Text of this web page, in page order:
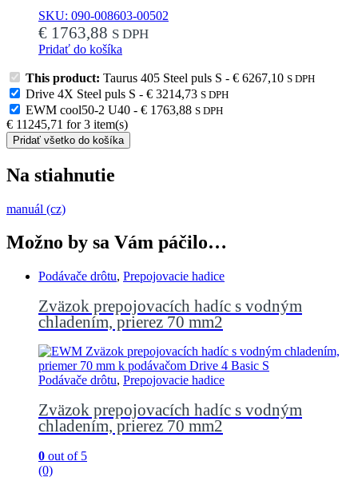
SKU: 090-008603-00502
€ 1763,88 S DPH
Pridať do košíka
This product: Taurus 405 Steel puls S - € 6267,10 S DPH
Drive 4X Steel puls S - € 3214,73 S DPH
EWM cool50-2 U40 - € 1763,88 S DPH
€ 11245,71 for3 item(s)
Pridať všetko do košíka
Na stiahnutie
manuál (cz)
Možno by sa Vám páčilo…
Podávače drôtu, Prepojovacie hadice
Zväzok prepojovacích hadíc s vodným
chladením, prierez 70 mm2
Podávače drôtu, Prepojovacie hadice
Zväzok prepojovacích hadíc s vodným
chladením, prierez 70 mm2
0 out of 5
(0)